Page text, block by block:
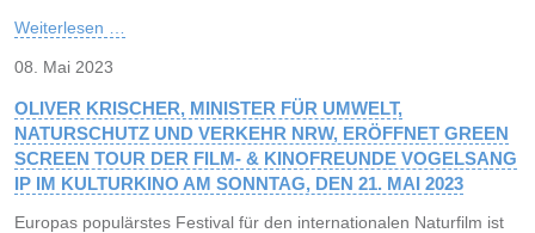
Weiterlesen …
08. Mai 2023
OLIVER KRISCHER, MINISTER FÜR UMWELT,
NATURSCHUTZ UND VERKEHR NRW, ERÖFFNET GREEN
SCREEN TOUR DER FILM- & KINOFREUNDE VOGELSANG
IP IM KULTURKINO AM SONNTAG, DEN 21. MAI 2023
Europas populärstes Festival für den internationalen Naturfilm ist